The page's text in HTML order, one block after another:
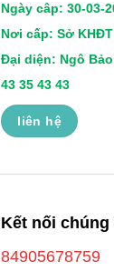
Ngày câp: 30-03-
Nơi cấp: Sở
Đại diện: Ngô
43 35 43 43
liên hệ
Kết nối
84905678759